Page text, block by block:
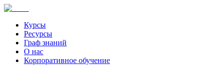
Курсы
Ресурсы
Граф знаний
О нас
Корпоративное обучение